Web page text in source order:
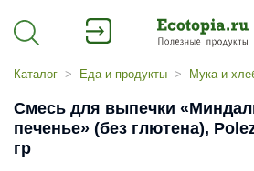
Каталог Еда и продукты Мука и
Смесь для выпечки
печенье» (без глютена),
гр